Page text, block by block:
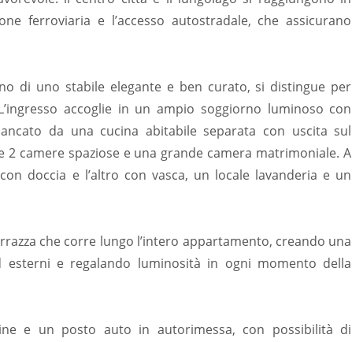
ferroviaria e l’accesso autostradale, che assicurano
di uno stabile elegante e ben curato, si distingue per
accoglie in un ampio soggiorno luminoso con
da una cucina abitabile separata con uscita sul
camere spaziose e una grande camera matrimoniale. A
doccia e l’altro con vasca, un locale lavanderia e un
che corre lungo l’intero appartamento, creando una
e regalando luminosità in ogni momento della
e un posto auto in autorimessa, con possibilità di